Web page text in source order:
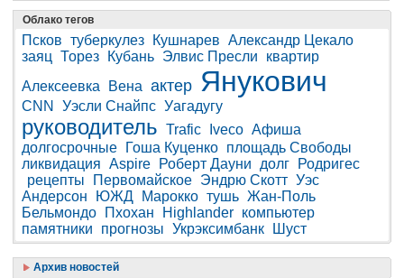
Облако тегов
Псков туберкулез Кушнарев Александр Цекало
заяц Торез Кубань Элвис Пресли
квартир
Алексеевка
Вена актер Янукович
CNN Уэсли Снайпс Уагадугу
руководитель Trafic Iveco Афиша
долгосрочные
Гоша Куценко площадь Свободы
ликвидация Aspire Роберт Дауни долг
Родригес
рецепты
Первомайское Эндрю Скотт Уэс
Андерсон
ЮЖД Марокко тушь Жан-Поль
Бельмондо
Пхохан Highlander компьютер
памятники
прогнозы Укрэксимбанк Шуст
Архив новостей